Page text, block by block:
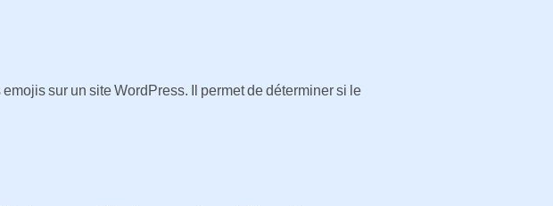
sur un site WordPress. Il permet de déterminer si le